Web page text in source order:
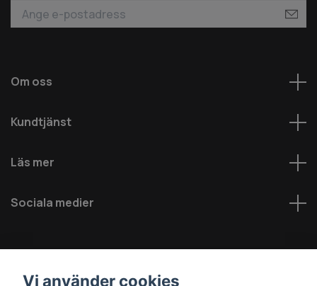
Om oss
Kundtjänst
Läs mer
Sociala medier
Vi använder cookies